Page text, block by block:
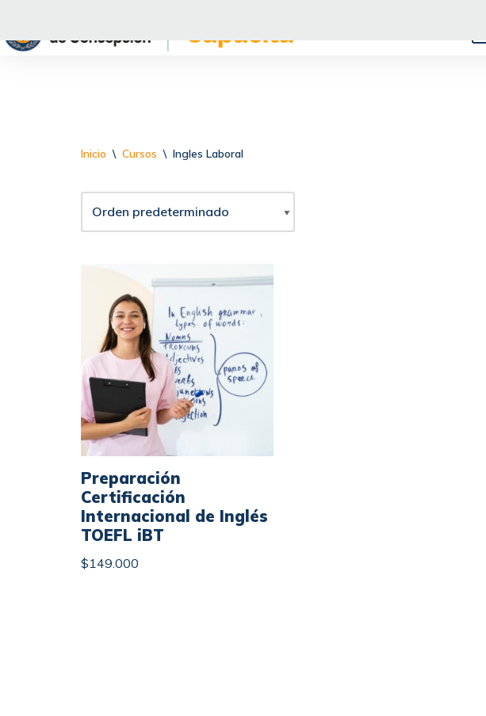
Saltar
Inicio \ Cursos \ Ingles Laboral
Preparación
Certificación
Internacional de Inglés
TOEFL iBT
$149.000